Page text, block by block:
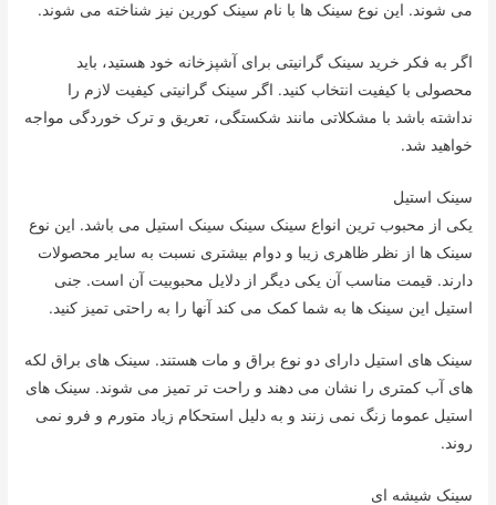
می شوند. این نوع سینک ها با نام سینک کورین نیز شناخته می شوند.
اگر به فکر خرید سینک گرانیتی برای آشپزخانه خود هستید، باید
محصولی با کیفیت انتخاب کنید. اگر سینک گرانیتی کیفیت لازم را
نداشته باشد با مشکلاتی مانند شکستگی، تعریق و ترک خوردگی مواجه
خواهید شد.
سینک استیل
یکی از محبوب ترین انواع سینک سینک سینک استیل می باشد. این نوع
سینک ها از نظر ظاهری زیبا و دوام بیشتری نسبت به سایر محصولات
دارند. قیمت مناسب آن یکی دیگر از دلایل محبوبیت آن است. جنی
استیل این سینک ها به شما کمک می کند آنها را به راحتی تمیز کنید.
سینک های استیل دارای دو نوع براق و مات هستند. سینک های براق لکه
های آب کمتری را نشان می دهند و راحت تر تمیز می شوند. سینک های
استیل عموما زنگ نمی زنند و به دلیل استحکام زیاد متورم و فرو نمی
روند.
سینک شیشه ای